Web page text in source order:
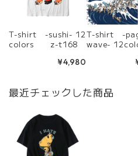
T-shirt -sushi- 12
colors z-t168
¥4,980
T-shirt -
wave- 12colors
最近チェックした商品